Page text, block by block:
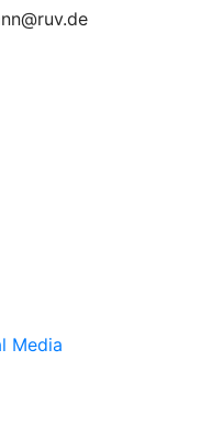
Media